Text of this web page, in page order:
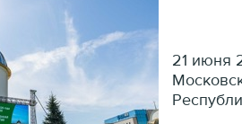
21 июня